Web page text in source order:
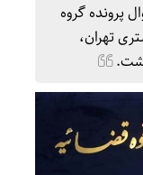
پرونده گروه
تهران،